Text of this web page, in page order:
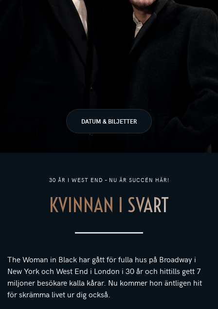
DATUM & BILJETTER
30 ÅR I WEST END – NU ÄR SUCCÉN HÄR!
KVINNAN I SVART
The Woman in Black har gått för fulla hus på Broadway i
New York och West End i London i 30 år och hittills gett 7
miljoner besökare kalla kårar. Nu kommer hon äntligen hit
för skrämma livet ur dig också.